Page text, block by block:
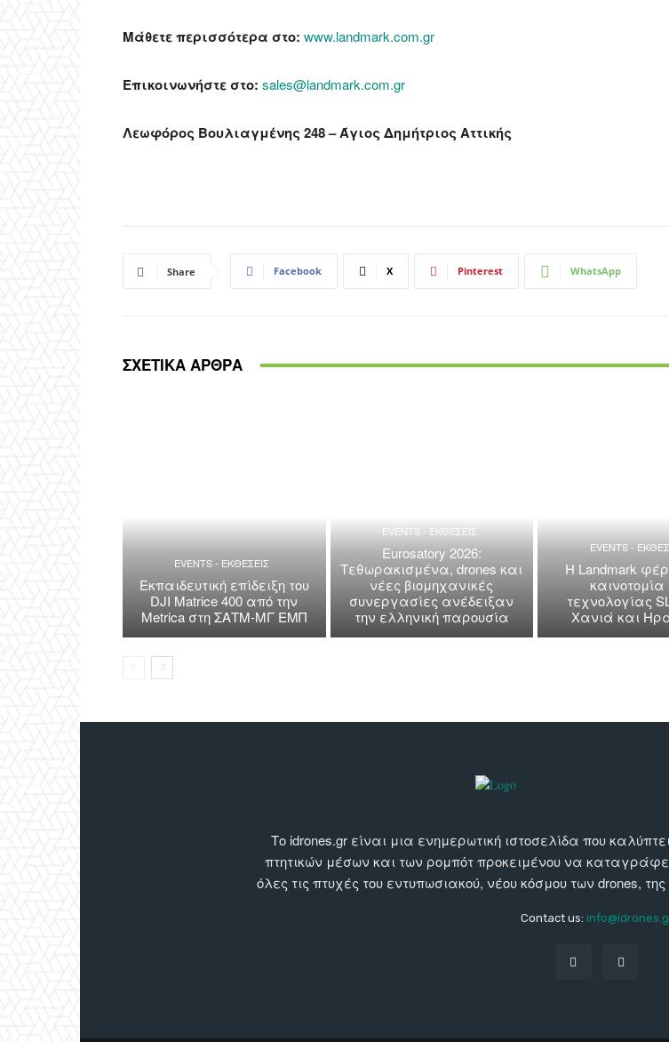
Μάθετε περισσότερα στο: www.landmark.com.gr
Επικοινωνήστε στο: sales@landmark.com.gr
Λεωφόρος Βουλιαγμένης 248 – Άγιος Δημήτριος Αττικής
Share Facebook X Pinterest WhatsApp
ΣΧΕΤΙΚΑ ΑΡΘΡΑ
EVENTS - ΕΚΘΕΣΕΙΣ
Εκπαιδευτική επίδειξη του
DJI Matrice 400 από την
Metrica στη ΣΑΤΜ-ΜΓ ΕΜΠ
EVENTS - ΕΚΘΕΣΕΙΣ
Eurosatory 2026:
Τεθωρακισμένα, drones και
νέες βιομηχανικές
συνεργασίες ανέδειξαν
την ελληνική παρουσία
EVENTS -
Η Landmark
καινοτομία
τεχνολογίας
Χανιά και
Το idrones.gr είναι μια ενημερωτική ιστοσελίδα που
πτητικών μέσων και των ρομπότ προκειμένου να
όλες τις πτυχές του εντυπωσιακού, νέου κόσμου των drones,
Contact us: